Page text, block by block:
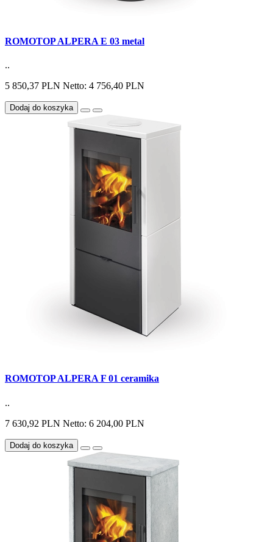
ROMOTOP ALPERA E 03 metal
..
5 850,37 PLN Netto: 4 756,40 PLN
Dodaj do koszyka
ROMOTOP ALPERA F 01 ceramika
..
7 630,92 PLN Netto: 6 204,00 PLN
Dodaj do koszyka